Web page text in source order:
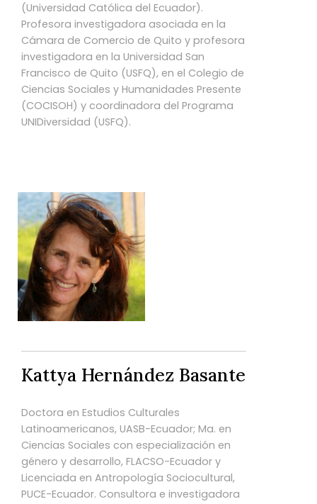
(Universidad Católica del Ecuador).
Profesora investigadora asociada en la
Cámara de Comercio de Quito y profesora
investigadora en la Universidad San
Francisco de Quito (USFQ), en el Colegio de
Ciencias Sociales y Humanidades Presente
(COCISOH) y coordinadora del Programa
UNIDiversidad (USFQ).
Kattya Hernández Basante
Doctora en Estudios Culturales
Latinoamericanos, UASB-Ecuador; Ma. en
Ciencias Sociales con especialización en
género y desarrollo, FLACSO-Ecuador y
Licenciada en Antropología Sociocultural,
PUCE-Ecuador. Consultora e investigadora